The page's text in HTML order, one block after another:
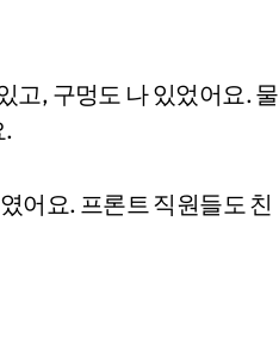
고, 구멍도 나 있었어요. 물
.
어요. 프론트 직원들도 친